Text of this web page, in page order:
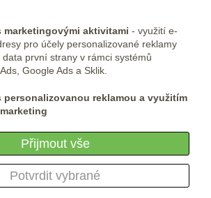
marketingovými aktivitami - využití e-
pro účely personalizované reklamy
první strany v rámci systémů
Google Ads a Sklik.
personalizovanou reklamou a využitím
Potvrdit vybrané
Přijmout vše